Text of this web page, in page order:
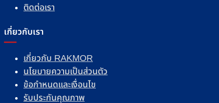
ติดต่อเรา
เกี่ยวกับเรา
เกี่ยวกับ RAKMOR
นโยบายความเป็นส่วนตัว
ข้อกำหนดและเงื่อนไข
รับประกันคุณภาพ